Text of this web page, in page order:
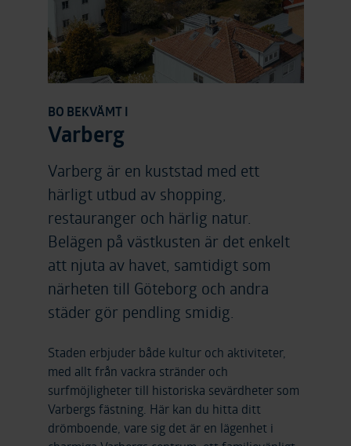
BO BEKVÄMT I
Varberg
Varberg är en kuststad med ett
härligt utbud av shopping,
restauranger och härlig natur.
Belägen på västkusten är det enkelt
att njuta av havet, samtidigt som
närheten till Göteborg och andra
städer gör pendling smidig.
Staden erbjuder både kultur och aktiviteter,
med allt från vackra stränder och
surfmöjligheter till historiska sevärdheter som
Varbergs fästning. Här kan du hitta ditt
drömboende, vare sig det är en lägenhet i